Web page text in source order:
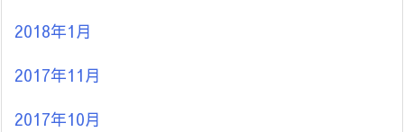
2018年1月
2017年11月
2017年10月